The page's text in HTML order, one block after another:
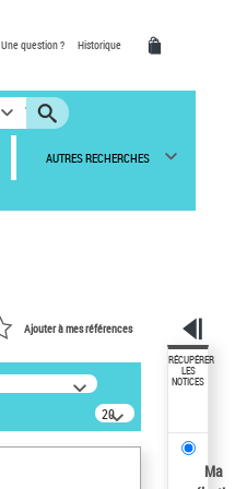
Une question ? Historique
AUTRES RECHERCHES
Ajouter à mes références
20
résultats/page
RÉCUPÉRER
LES
NOTICES
Ma